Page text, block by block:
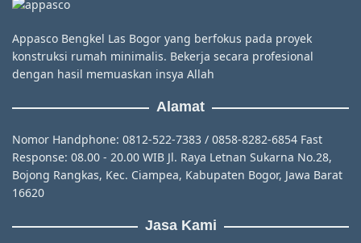
Appasco Bengkel Las Bogor yang berfokus pada proyek
konstruksi rumah minimalis. Bekerja secara profesional
dengan hasil memuaskan insya Allah
Alamat
Nomor Handphone: 0812-522-7383 / 0858-8282-6854 Fast
Response: 08.00 - 20.00 WIB Jl. Raya Letnan Sukarna No.28,
Bojong Rangkas, Kec. Ciampea, Kabupaten Bogor, Jawa Barat
16620
Jasa Kami